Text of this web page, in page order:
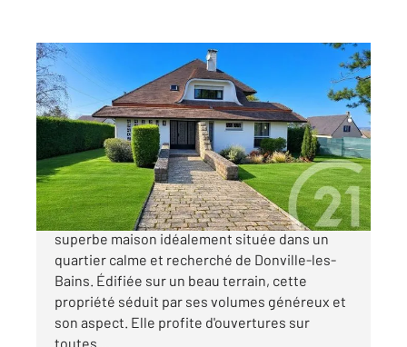
DONVILLE LES BAINS 50
216 m
, 8 pièces
Ref : 45324
Maison à vendre
650 000 €
CENTURY 21 Royer Immo vous propose cette
superbe maison idéalement située dans un
quartier calme et recherché de Donville-les-
Bains. Édifiée sur un beau terrain, cette
propriété séduit par ses volumes généreux et
son aspect. Elle profite d'ouvertures sur
toutes ...